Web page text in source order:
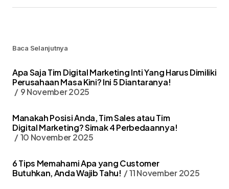
Baca Selanjutnya
Apa Saja Tim Digital Marketing Inti Yang Harus Dimiliki
Perusahaan Masa Kini? Ini 5 Diantaranya!
9 November 2025
Manakah Posisi Anda, Tim Sales atau Tim
Digital Marketing? Simak 4 Perbedaannya!
10 November 2025
6 Tips Memahami Apa yang Customer
Butuhkan, Anda Wajib Tahu!
11 November 2025